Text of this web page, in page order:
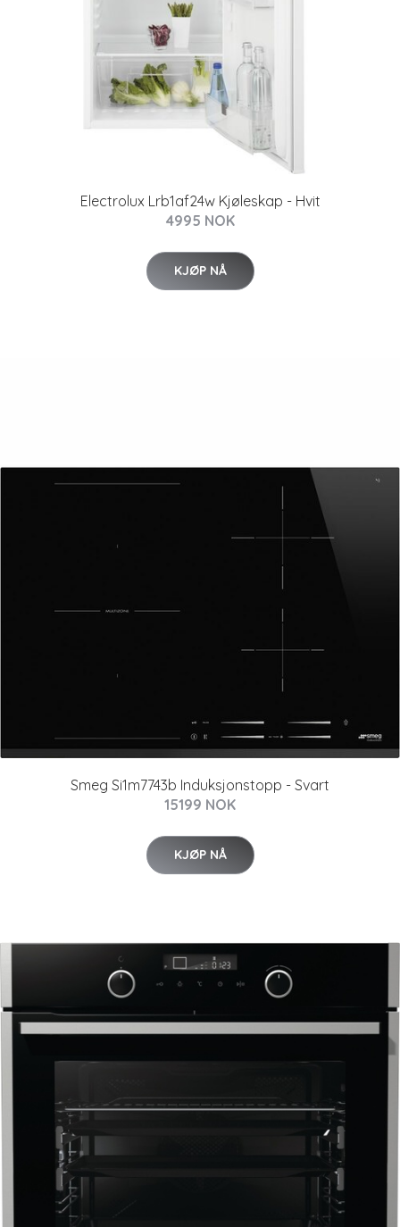
Electrolux Lrb1af24w Kjøleskap - Hvit
4995 NOK
KJØP NÅ
Smeg Si1m7743b Induksjonstopp - Svart
15199 NOK
KJØP NÅ